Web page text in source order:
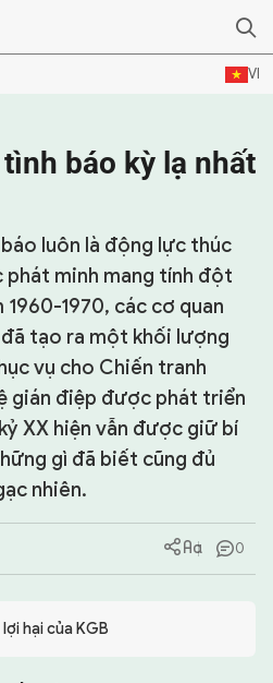
VI
báo kỳ lạ nhất
luôn là động lực thúc
phát minh mang tính đột
1960-1970, các cơ quan
tạo ra một khối lượng
vụ cho Chiến tranh
gián điệp được phát triển
XX hiện vẫn được giữ bí
gì đã biết cũng đủ
nhiên.
0
hại của KGB